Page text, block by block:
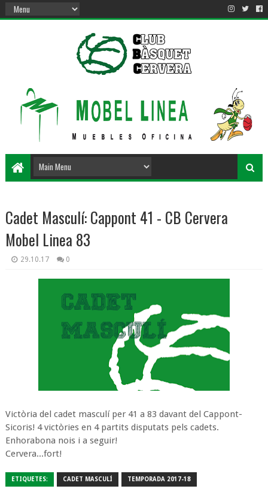
Cadet Masculí: Cappont 41 - CB Cervera
Mobel Linea 83
29.10.17 0
Victòria del cadet masculí per 41 a 83 davant del Cappont-
Sicoris! 4 victòries en 4 partits disputats pels cadets.
Enhorabona nois i a seguir!
Cervera...fort!
ETIQUETES: CADET MASCULÍ TEMPORADA 2017-18